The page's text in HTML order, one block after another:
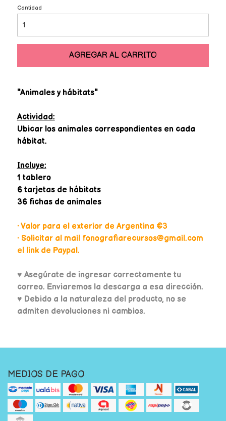
Cantidad
AGREGAR AL CARRITO
"Animales y hábitats"
Actividad:
Ubicar los animales correspondientes en cada
hábitat.
Incluye:
1 tablero
6 tarjetas de hábitats
36 fichas de animales
• Valor para el exterior de Argentina €3
• Solicitar al mail fonografiarecursos@gmail.com
el link de Paypal.
♥ Asegúrate de ingresar correctamente tu
correo. Enviaremos la descarga a esa dirección.
♥ Debido a la naturaleza del producto, no se
admiten devoluciones ni cambios.
MEDIOS DE PAGO